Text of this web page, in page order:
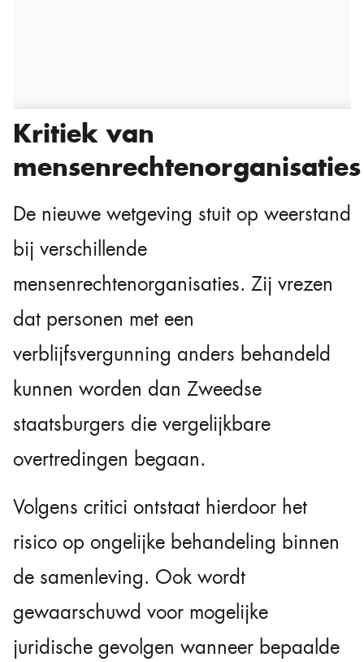
Kritiek van
mensenrechtenorganisaties
De nieuwe wetgeving stuit op weerstand
bij verschillende
mensenrechtenorganisaties. Zij vrezen
dat personen met een
verblijfsvergunning anders behandeld
kunnen worden dan Zweedse
staatsburgers die vergelijkbare
overtredingen begaan.
Volgens critici ontstaat hierdoor het
risico op ongelijke behandeling binnen
de samenleving. Ook wordt
gewaarschuwd voor mogelijke
juridische gevolgen wanneer bepaalde